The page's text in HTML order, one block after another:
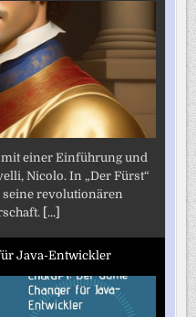
einer Einführung und
Nicolo. In „Der Fürst“
revolutionären
[...]
Java-Entwickler